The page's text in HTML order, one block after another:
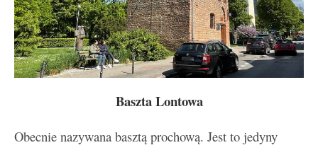
Baszta Lontowa
Obecnie nazywana basztą prochową. Jest to jedyny